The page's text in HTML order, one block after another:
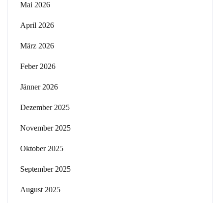
Mai 2026
April 2026
März 2026
Feber 2026
Jänner 2026
Dezember 2025
November 2025
Oktober 2025
September 2025
August 2025